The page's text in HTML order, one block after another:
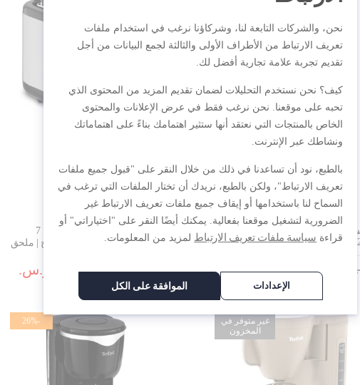
غلاية إكسبريس سعة كبيرة 1.7 لتر | 2400 واط |
١٨٩٫٠٠ ر.س.‏
محمصة | Express | شقان | 850 واط | 7
مستويات للتحميص | وظيفة إذابة الثلج | ملحق
١٨٩٫٠٠ ر.س.‏ ٢٤٩٫٠٠ ر.س.‏
غير متوفر في
المخزون
-26%
نحن، والشركات التابعة لنا، وشركاؤنا نرغب في استخدام ملفات
تعريف الارتباط من الأطراف الأولى والثالثة لجمع البيانات من أجل
تقديم تجربة علامة تجارية أفضل لك.
كيف؟ نحن نستخدم التحليلات لضمان تقديم المزيد من المحتوى الذي
تحبه على موقعنا. نحن نرغب فقط في عرض الإعلانات والمحتوى
الخاص بالمنتجات التي نعتقد أنها ستثير اهتمامك بناءً على اهتماماتك
ونشاطك عبر الإنترنت.
بالطبع، نود أن تساعدنا في ذلك من خلال النقر على "قبول جميع ملفات
تعريف الارتباط"، ولكن بالطبع، نريدك أن تختار الملفات التي ترغب في
السماح لنا باستخدامها أو إيقاف جميع ملفات تعريف الارتباط غير
الضرورية لتشغيل موقعنا بفعالية. يمكنك أيضًا النقر على "اختياراتي" أو
قراءة سياسة ملفات تعريف الارتباط لمزيد من المعلومات.
الإعدادات الموافقة على الكل